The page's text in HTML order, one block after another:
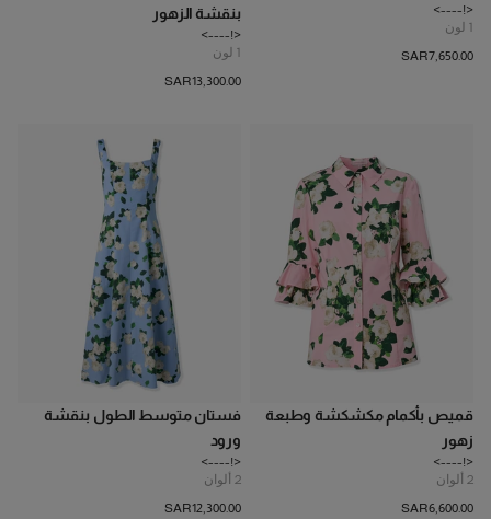
<!---->
1 لون
SAR‌7,650.00
بنقشة الزهور
<!---->
1 لون
SAR‌13,300.00
قميص بأكمام مكشكشة وطبعة
زهور
<!---->
2 ألوان
SAR‌6,600.00
فستان متوسط الطول بنقشة
ورود
<!---->
2 ألوان
SAR‌12,300.00